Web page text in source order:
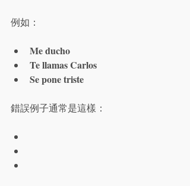
例如：
Me ducho
Te llamas Carlos
Se pone triste
錯誤例子通常是這樣：